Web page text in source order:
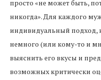
просто «не может быть,
никогда». Для каждого
индивидуальный подход,
немного (или кому-то и
выяснить его вкусы и
возможных критически